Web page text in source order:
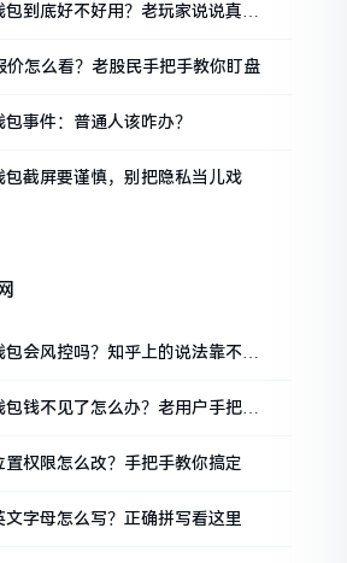
到底好不好用？老玩家说说真实
价怎么看？老股民手把手教你盯盘
事件：普通人该咋办？
截屏要谨慎，别把隐私当儿戏
会风控吗？知乎上的说法靠不靠
钱不见了怎么办？老用户手把手
权限怎么改？手把手教你搞定
字母怎么写？正确拼写看这里